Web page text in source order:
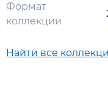
Формат
коллекции
Найти все